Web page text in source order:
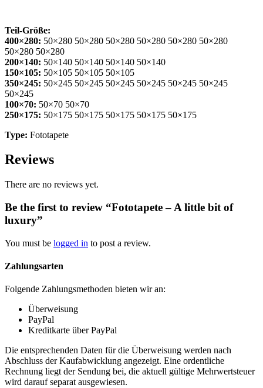
Teil-Größe:
400×280: 50×280 50×280 50×280 50×280 50×280 50×280
50×280 50×280
200×140: 50×140 50×140 50×140 50×140
150×105: 50×105 50×105 50×105
350×245: 50×245 50×245 50×245 50×245 50×245 50×245
50×245
100×70: 50×70 50×70
250×175: 50×175 50×175 50×175 50×175 50×175
Type: Fototapete
Reviews
There are no reviews yet.
Be the first to review “Fototapete – A little bit of
luxury”
You must be logged in to post a review.
Zahlungsarten
Folgende Zahlungsmethoden bieten wir an:
Überweisung
PayPal
Kreditkarte über PayPal
Die entsprechenden Daten für die Überweisung werden nach
Abschluss der Kaufabwicklung angezeigt. Eine ordentliche
Rechnung liegt der Sendung bei, die aktuell gültige Mehrwertsteuer
wird darauf separat ausgewiesen.